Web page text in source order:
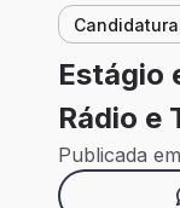
Estágio
Rádio e
Publicada